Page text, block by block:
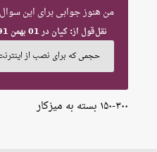
من هنوز جوابی برای این
نقل‌قول از: کیان در 01 بهمن 1391، 12:57 ق‌ظ
حجمی که برای نصب از اینترنت
۱۵۰-۳۰۰ بسته به میزکار